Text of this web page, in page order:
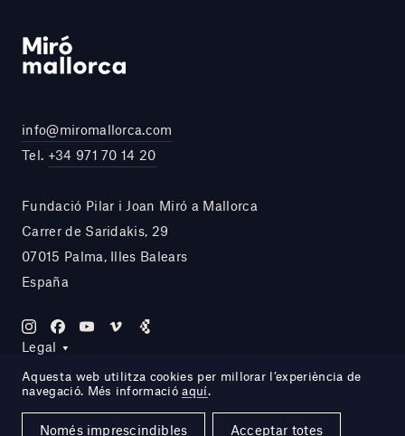
info@miromallorca.com
Tel. +34 971 70 14 20
Fundació Pilar i Joan Miró a Mallorca
Carrer de Saridakis, 29
07015 Palma, Illes Balears
España
Legal
Site by DOMO—A
Aquesta web utilitza cookies per millorar l’experiència de
navegació. Més informacióaquí.
Només imprescindibles Acceptar totes